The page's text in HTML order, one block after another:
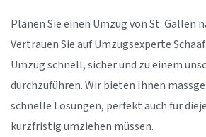
Planen Sie einen Umzug von St. Gallen
Vertrauen Sie auf Umzugsexperte
Umzug schnell, sicher und zu einem
durchzuführen. Wir bieten Ihnen
schnelle Lösungen, perfekt auch für
kurzfristig umziehen müssen.